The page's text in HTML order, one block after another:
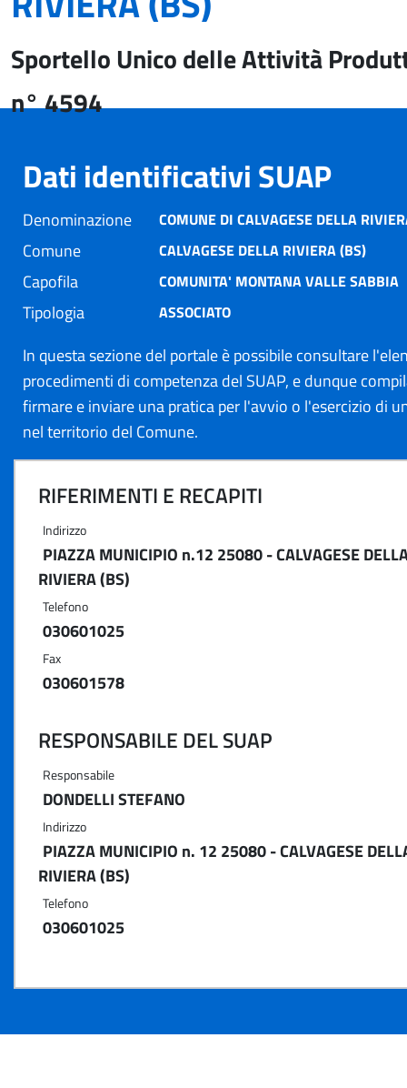
Sportello Unico delle Attività
n° 4594
Dati identificativi SUAP
Denominazione COMUNE DI CALVAGESE DELLA
Comune CALVAGESE DELLA RIVIERA (BS)
Capofila COMUNITA' MONTANA VALLE SABBIA
Tipologia ASSOCIATO
In questa sezione del portale è possibile consultare
procedimenti di competenza del SUAP, e dunque
firmare e inviare una pratica per l'avvio o l'esercizio di
nel territorio del Comune.
RIFERIMENTI E RECAPITI
Indirizzo
PIAZZA MUNICIPIO n.12 25080 - CALVAGESE
RIVIERA (BS)
Telefono
030601025
Fax
030601578
RESPONSABILE DEL SUAP
Responsabile
DONDELLI STEFANO
Indirizzo
PIAZZA MUNICIPIO n. 12 25080 - CALVAGESE
RIVIERA (BS)
Telefono
030601025